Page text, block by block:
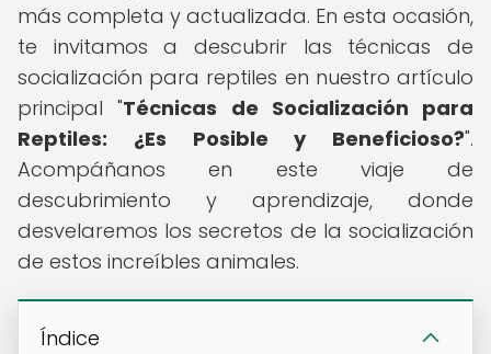
más completa y actualizada. En esta ocasión,
te invitamos a descubrir las técnicas de
socialización para reptiles en nuestro artículo
principal "Técnicas de Socialización para
Reptiles: ¿Es Posible y Beneficioso?".
Acompáñanos en este viaje de
descubrimiento y aprendizaje, donde
desvelaremos los secretos de la socialización
de estos increíbles animales.
Índice